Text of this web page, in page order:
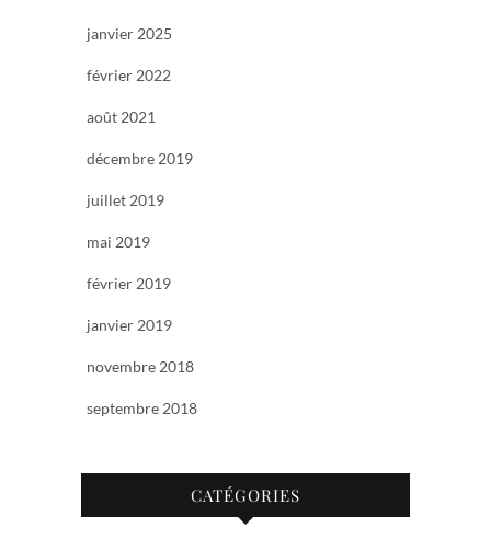
janvier 2025
février 2022
août 2021
décembre 2019
juillet 2019
mai 2019
février 2019
janvier 2019
novembre 2018
septembre 2018
CATÉGORIES